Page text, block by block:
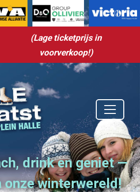
gaan
(Lage ticketprijs in
voorverkoop!)
drink en geniet —
onze winterwereld!